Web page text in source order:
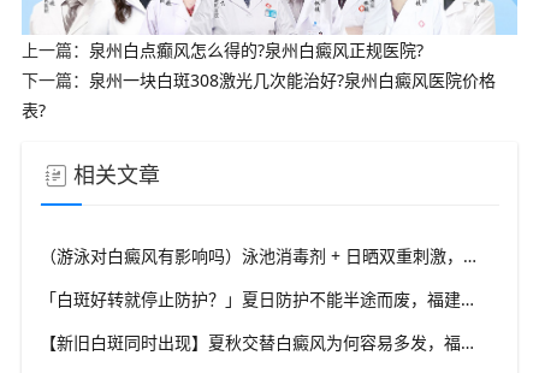
上一篇： 泉州白点癫风怎么得的?泉州白癜风正规医院?
下一篇： 泉州一块白斑308激光几次能治好?泉州白癜风医院价格
表?
相关文章
（游泳对白癜风有影响吗）泳池消毒剂 + 日晒双重刺激，福建泉州中科白癜风医院讲解白斑患者游泳注意事项
「白斑好转就停止防护？」夏日防护不能半途而废，福建泉州中科白癜风医院告诫白癜风防护治疗同步进行原则
【新旧白斑同时出现】夏秋交替白癜风为何容易多发，福建泉州中科白癜风医院结合泉州气候解析发病诱发条件